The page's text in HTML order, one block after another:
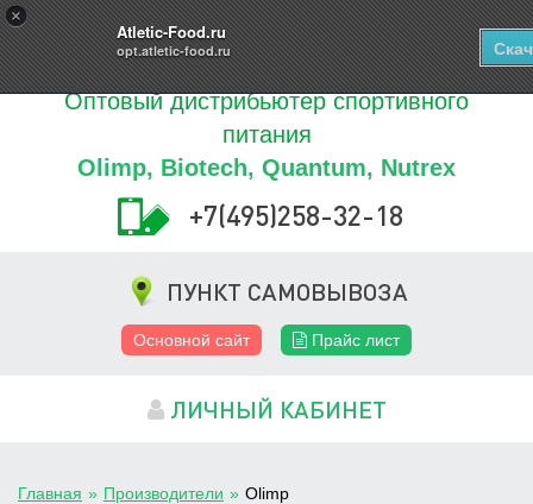
×
Atletic-Food.ru
opt.atletic-food.ru
0ТОВАРОВ
Купить
Оптовый дистрибьютер спортивного
питания
Olimp, Biotech, Quantum, Nutrex
+7(495)258-32-18
ПУНКТ САМОВЫВОЗА
Основной сайт Прайс лист
ЛИЧНЫЙ КАБИНЕТ
Главная » Производители » Olimp